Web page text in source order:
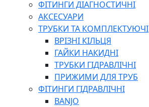
ФІТИНГИ ДІАГНОСТИЧНІ
АКСЕСУАРИ
ТРУБКИ ТА КОМПЛЕКТУЮЧІ
ВРІЗНІ КІЛЬЦЯ
ГАЙКИ НАКИДНІ
ТРУБКИ ГІДРАВЛІЧНІ
ПРИЖИМИ ДЛЯ ТРУБ
ФІТИНГИ ГІДРАВЛІЧНІ
BANJO